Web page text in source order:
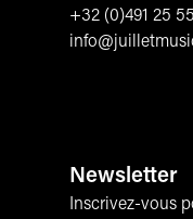
+32 (0)491 25
Newsletter
Inscrivez-vous